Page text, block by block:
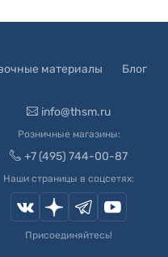
материалы Блог
info@thsm.ru
Розничные магазины:
+7 (495) 744-00-87
Наши страницы в соцсетях:
Присоединяйтесь!